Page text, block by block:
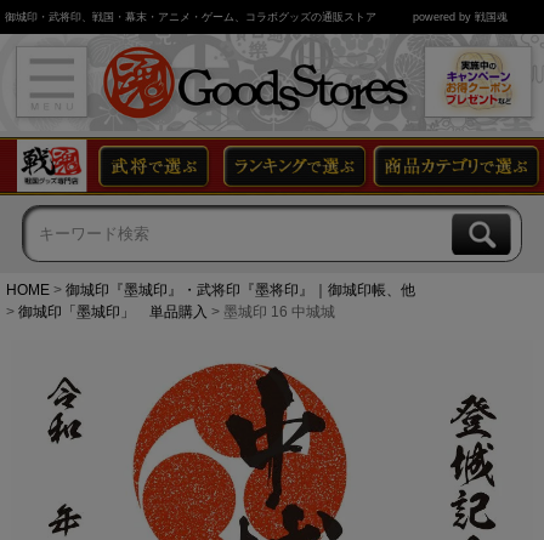
御城印・武将印、戦国・幕末・アニメ・ゲーム、コラボグッズの通販ストア powered by 戦国魂
HOME
御城印『墨城印』・武将印『墨将印』｜御城印帳、他
御城印「墨城印」 単品購入
墨城印 16 中城城